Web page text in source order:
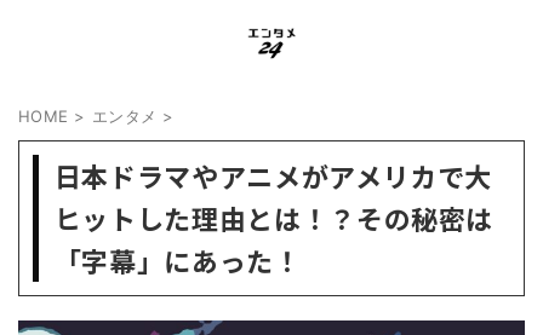
HOME > エンタメ >
日本ドラマやアニメがアメリカで大
ヒットした理由とは！？その秘密は
「字幕」にあった！